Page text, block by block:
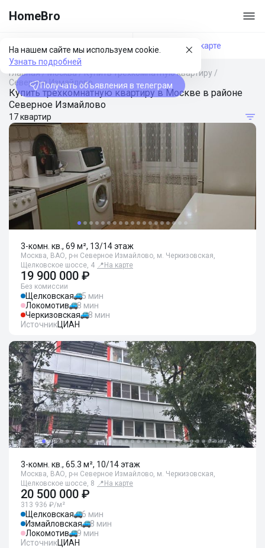
HomeBro
На нашем сайте мы используем cookie.
Узнать подробней
Получать объявления в телеграм
Фильтры На карте
Главная/Москва/Купить трехкомнатную квартиру /
Северное Измайлово
Купить трехкомнатную квартиру в Москве в районе
Северное Измайлово
17 квартир
3-комн. кв., 69 м², 13/14 этаж
Москва, ВАО, р-н Северное Измайлово, м. Черкизовская,
Щелковское шоссе, 4 📍 На карте
19 900 000 ₽
Без комиссии
Щелковская
5 мин
Локомотив
8 мин
Черкизовская
8 мин
ИсточникЦИАН
3-комн. кв., 65.3 м², 10/14 этаж
Москва, ВАО, р-н Северное Измайлово, м. Черкизовская,
Щелковское шоссе, 8 📍 На карте
20 500 000 ₽
313 936 ₽/м²
Щелковская
6 мин
Измайловская
8 мин
Локомотив
9 мин
ИсточникЦИАН